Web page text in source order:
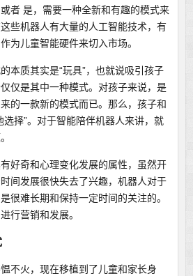
者 是，需要一种全新和有趣的模式来
些机器人有大量的人工智能技术，有
为儿童智能硬件来切入市场。
本质其实是“玩具”，也就说吸引孩子
仅是其中一种模式。对孩子来说，是
的一款新的模式而已。那么，孩子和
选择”。对于智能陪伴机器人来讲，就
好奇和心理变化发展的属性，虽然开
间发展很快失去了兴趣，机器人对于
很难长期和保持一定时间的关注的。
行营销和发展。
不火，现在移植到了儿童和家长身